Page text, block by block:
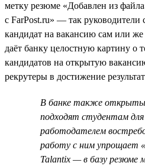
метку резюме «Добавлен из
с FarPost.ru» — так руководители
кандидат на вакансию сам или
даёт банку целостную картину о
кандидатов на открытую
рекрутеры в достижение
В банке также открыты
подходят студентам
работодателем
работу с ним упрощает
Talantix — в базу резюме